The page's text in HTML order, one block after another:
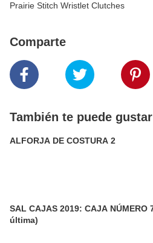
Prairie Stitch Wristlet Clutches
Comparte
También te puede gustar
ALFORJA DE COSTURA 2
SAL CAJAS 2019: CAJA NÚMERO 7 (Y
última)